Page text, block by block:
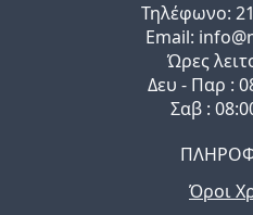
Τηλέφωνo:
Email:
Ώρες
Δευ - Παρ :
Σαβ :
Όροι